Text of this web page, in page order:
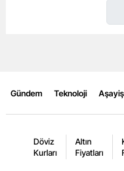
Gündem Teknoloji Aşayiş
Döviz
Kurları
Altın
Fiyatları